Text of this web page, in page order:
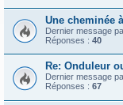
Une cheminée
Dernier message
Réponses : 40
Re: Onduleur
Dernier message
Réponses : 67